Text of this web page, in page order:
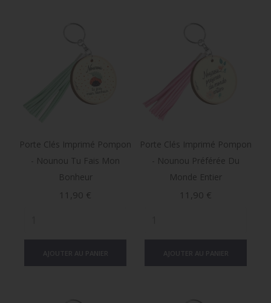
Porte Clés Imprimé Pompon
- Nounou Tu Fais Mon
Bonheur
Prix
11,90 €
Porte Clés Imprimé Pompon
- Nounou Préférée Du
Monde Entier
Prix
11,90 €